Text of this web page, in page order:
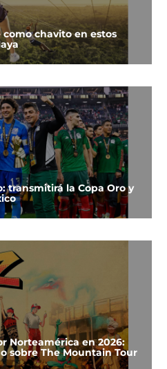
chavito en estos
transmitirá la Copa Oro y
Norteamérica en 2026:
sobre The Mountain Tour